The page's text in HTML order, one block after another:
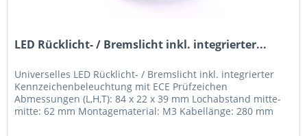
LED Rücklicht- / Bremslicht inkl. integrierter...
Universelles LED Rücklicht- / Bremslicht inkl. integrierter
Kennzeichenbeleuchtung mit ECE Prüfzeichen
Abmessungen (L,H,T): 84 x 22 x 39 mm Lochabstand mitte-
mitte: 62 mm Montagematerial: M3 Kabellänge: 280 mm